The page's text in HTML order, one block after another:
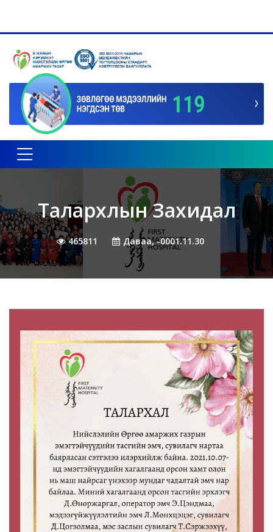
Toggle navigation
Талархлын Захидал
465811 Даваа, -0001.11.30